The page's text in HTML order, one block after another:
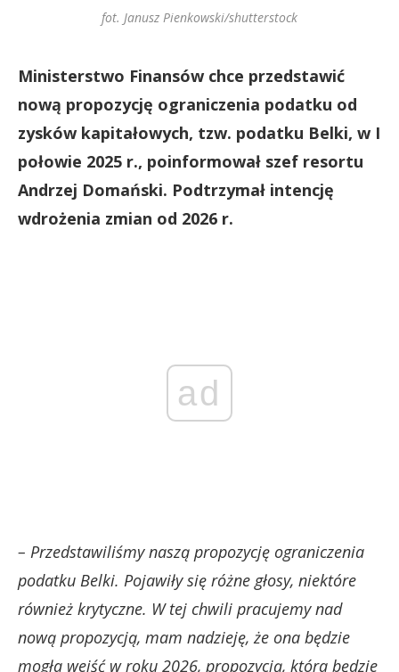
fot. Janusz Pienkowski/shutterstock
Ministerstwo Finansów chce przedstawić
nową propozycję ograniczenia podatku od
zysków kapitałowych, tzw. podatku Belki, w I
połowie 2025 r., poinformował szef resortu
Andrzej Domański. Podtrzymał intencję
wdrożenia zmian od 2026 r.
ad
– Przedstawiliśmy naszą propozycję ograniczenia
podatku Belki. Pojawiły się różne głosy, niektóre
również krytyczne. W tej chwili pracujemy nad
nową propozycją, mam nadzieję, że ona będzie
mogła wejść w roku 2026, propozycją, która będzie